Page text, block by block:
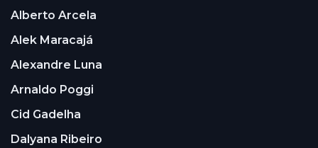
Alberto Arcela
Alek Maracajá
Alexandre Luna
Arnaldo Poggi
Cid Gadelha
Dalyana Ribeiro